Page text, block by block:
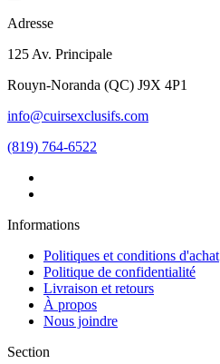
Adresse
125 Av. Principale
Rouyn-Noranda (QC) J9X 4P1
info@cuirsexclusifs.com
(819) 764-6522
Informations
Politiques et conditions d'achat
Politique de confidentialité
Livraison et retours
À propos
Nous joindre
Section